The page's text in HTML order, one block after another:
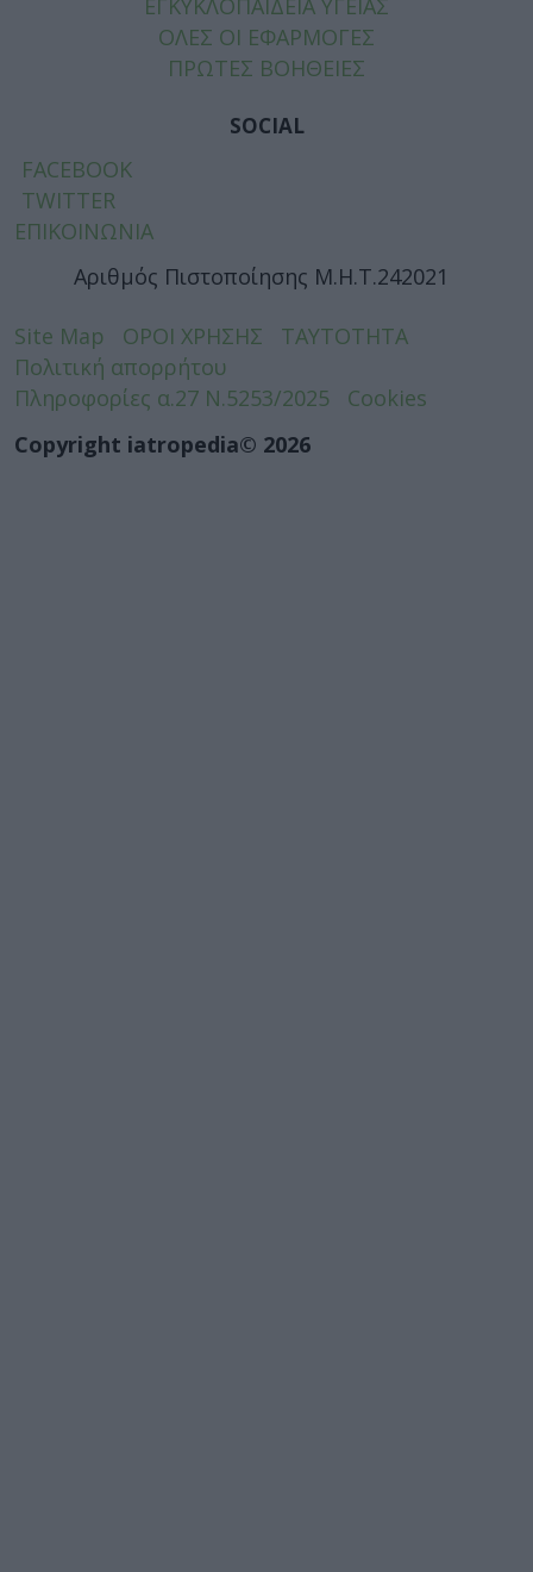
ΕΓΚΥΚΛΟΠΑΙΔΕΙΑ ΥΓΕΙΑΣ
ΟΛΕΣ ΟΙ ΕΦΑΡΜΟΓΕΣ
ΠΡΩΤΕΣ ΒΟΗΘΕΙΕΣ
SOCIAL
FACEBOOK
TWITTER
ΕΠΙΚΟΙΝΩΝΙΑ
Αριθμός Πιστοποίησης Μ.Η.Τ.242021
Site Map ΟΡΟΙ ΧΡΗΣΗΣ
ΤΑΥΤΟΤΗΤΑ
Πολιτική απορρήτου
Πληροφορίες α.27 Ν.5253/2025
Cookies
Copyright iatropedia© 2026